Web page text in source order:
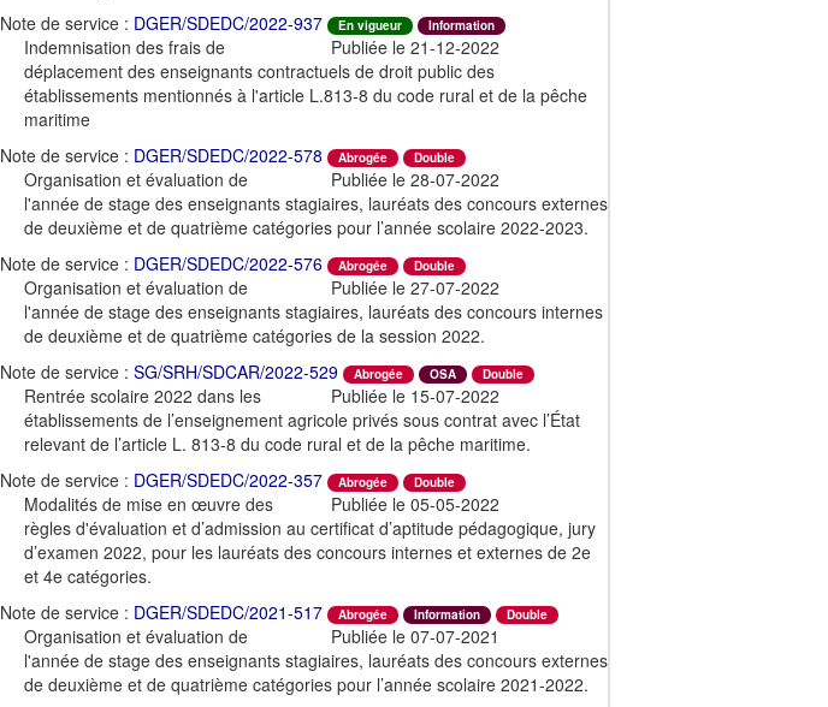
Note de service : DGER/SDEDC/2022-937 En vigueur Information
Publiée le 21-12-2022
Indemnisation des frais de
déplacement des enseignants contractuels de droit public des
établissements mentionnés à l'article L.813-8 du code rural et de la pêche
maritime
Note de service : DGER/SDEDC/2022-578 Abrogée Double
Publiée le 28-07-2022
Organisation et évaluation de
l'année de stage des enseignants stagiaires, lauréats des concours externes
de deuxième et de quatrième catégories pour l’année scolaire 2022-2023.
Note de service : DGER/SDEDC/2022-576 Abrogée Double
Publiée le 27-07-2022
Organisation et évaluation de
l'année de stage des enseignants stagiaires, lauréats des concours internes
de deuxième et de quatrième catégories de la session 2022.
Note de service : SG/SRH/SDCAR/2022-529 Abrogée OSA Double
Publiée le 15-07-2022
Rentrée scolaire 2022 dans les
établissements de l’enseignement agricole privés sous contrat avec l’État
relevant de l’article L. 813-8 du code rural et de la pêche maritime.
Note de service : DGER/SDEDC/2022-357 Abrogée Double
Publiée le 05-05-2022
Modalités de mise en œuvre des
règles d'évaluation et d’admission au certificat d’aptitude pédagogique, jury
d’examen 2022, pour les lauréats des concours internes et externes de 2e
et 4e catégories.
Note de service : DGER/SDEDC/2021-517 Abrogée Information Double
Publiée le 07-07-2021
Organisation et évaluation de
l'année de stage des enseignants stagiaires, lauréats des concours externes
de deuxième et de quatrième catégories pour l’année scolaire 2021-2022.